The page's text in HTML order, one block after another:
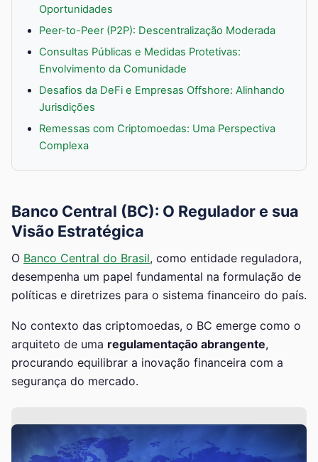
Oportunidades
Peer-to-Peer (P2P): Descentralização Moderada
Consultas Públicas e Medidas Protetivas:
Envolvimento da Comunidade
Desafios da DeFi e Empresas Offshore: Alinhando
Jurisdições
Remessas com Criptomoedas: Uma Perspectiva
Complexa
Banco Central (BC): O Regulador e sua
Visão Estratégica
O Banco Central do Brasil, como entidade reguladora,
desempenha um papel fundamental na formulação de
políticas e diretrizes para o sistema financeiro do país.
No contexto das criptomoedas, o BC emerge como o
arquiteto de uma regulamentação abrangente,
procurando equilibrar a inovação financeira com a
segurança do mercado.